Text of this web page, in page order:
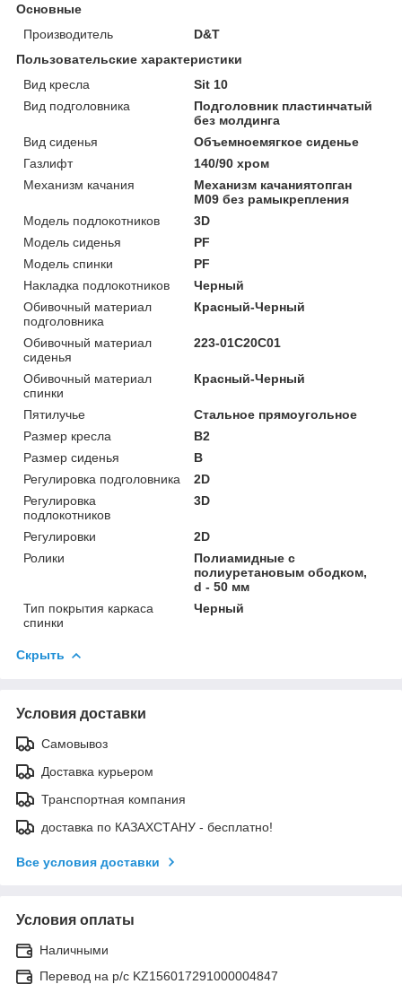
Основные
Производитель
D&T
Пользовательские характеристики
Вид кресла
Sit 10
Вид подголовника
Подголовник пластинчатый
без молдинга
Вид сиденья
Объемноемягкое сиденье
Газлифт
140/90 хром
Механизм качания
Механизм качаниятопган
М09 без рамыкрепления
Модель подлокотников
3D
Модель сиденья
PF
Модель спинки
PF
Накладка подлокотников
Черный
Обивочный материал
подголовника
Красный-Черный
Обивочный материал
сиденья
223-01C20C01
Обивочный материал
спинки
Красный-Черный
Пятилучье
Стальное прямоугольное
Размер кресла
B2
Размер сиденья
B
Регулировка подголовника
2D
Регулировка
подлокотников
3D
Регулировки
2D
Ролики
Полиамидные с
полиуретановым ободком,
d - 50 мм
Тип покрытия каркаса
спинки
Черный
Скрыть
Условия доставки
Самовывоз
Доставка курьером
Транспортная компания
доставка по КАЗАХСТАНУ - бесплатно!
Все условия доставки
Условия оплаты
Наличными
Перевод на р/с KZ156017291000004847